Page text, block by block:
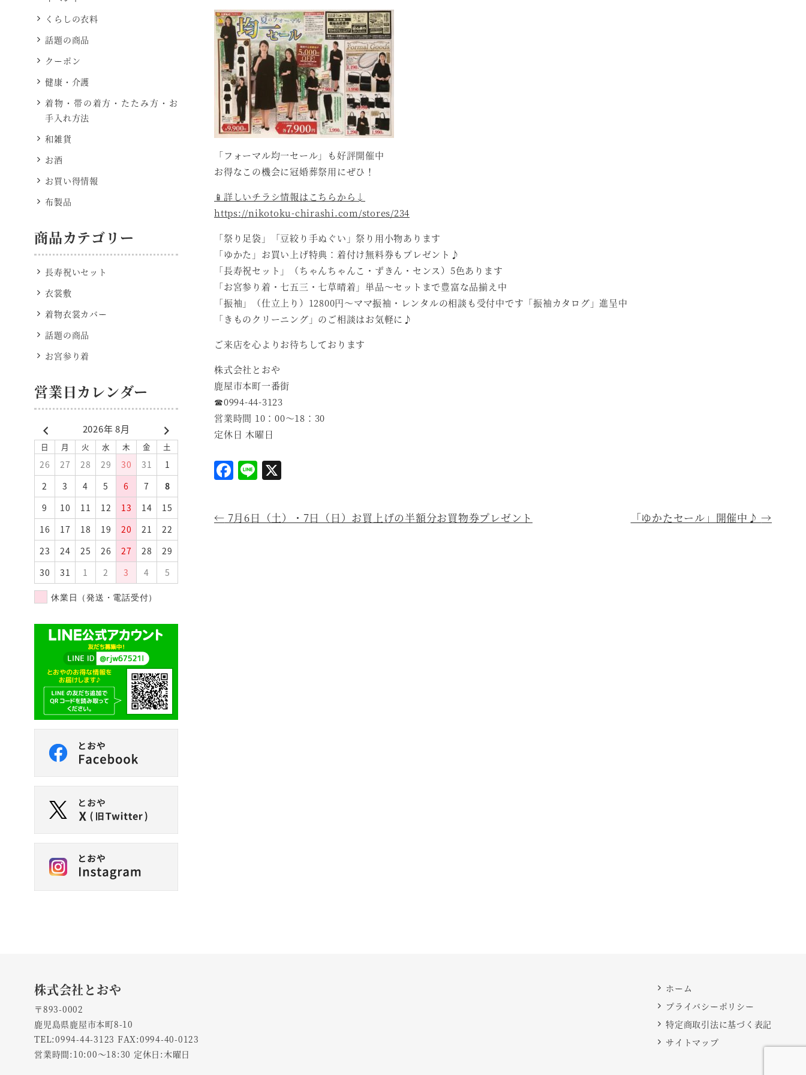
「フォーマル均一セール」も好評開催中
お得なこの機会に冠婚葬祭用にぜひ！
📱詳しいチラシ情報はこちらから↓
https://nikotoku-chirashi.com/stores/234
「祭り足袋」「豆絞り手ぬぐい」祭り用小物あります
「ゆかた」お買い上げ特典：着付け無料券もプレゼント♪
「長寿祝セット」（ちゃんちゃんこ・ずきん・センス）5色あります
「お宮参り着・七五三・七草晴着」単品～セットまで豊富な品揃え中
「振袖」（仕立上り）12800円～ママ振袖・レンタルの相談も受付中です「振袖カタログ」進呈中
「きものクリーニング」のご相談はお気軽に♪
ご来店を心よりお待ちしております
株式会社とおや
鹿屋市本町一番街
☎0994-44-3123
営業時間 10：00～18：30
定休日 木曜日
F
c
e
Li
e
← 7月6日（土）・7日（日）お買上げの半額分お買物券プレゼント 「ゆかたセール」開催中♪→
くらしの衣料
話題の商品
クーポン
健康・介護
着物・帯の着方・たたみ方・お
手入れ方法
和雑貨
お酒
お買い得情報
布製品
商品カテゴリー
長寿祝いセット
衣裳敷
着物衣裳カバー
話題の商品
お宮参り着
営業日カレンダー
2026年 8月
日 月 火 水 木 金 土
26 27 28 29 30 31
1
2
3 4 5 6 7
8
9
10 11 12 13 14
15
16
17 18 19 20 21
22
23
24 25 26 27 28
29
30
31 1 2 3 4 5
休業日（発送・電話受付）
株式会社とおや
〒893-0002
鹿児島県鹿屋市本町8-10
TEL:0994-44-3123 FAX:0994-40-0123
営業時間:10:00～18:30 定休日:木曜日
ホーム
プライバシーポリシー
特定商取引法に基づく表記
サイトマップ